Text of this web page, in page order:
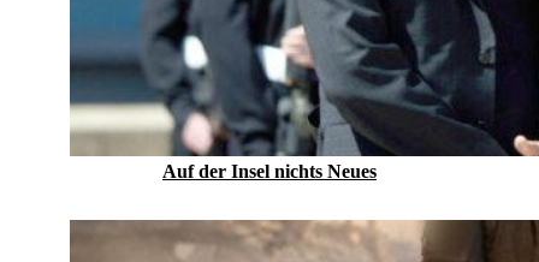
Auf der Insel nichts Neues